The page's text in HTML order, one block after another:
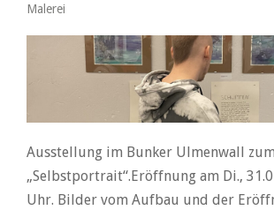
Malerei
Ausstellung im Bunker Ulmenwall
„Selbstportrait“.Eröffnung am Di.,
Uhr. Bilder vom Aufbau und der